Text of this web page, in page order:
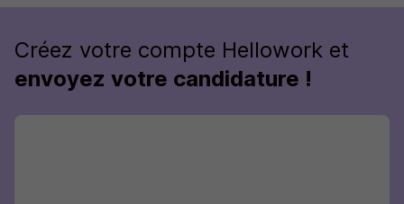
Créez votre compte Hellowork et
envoyez votre candidature !